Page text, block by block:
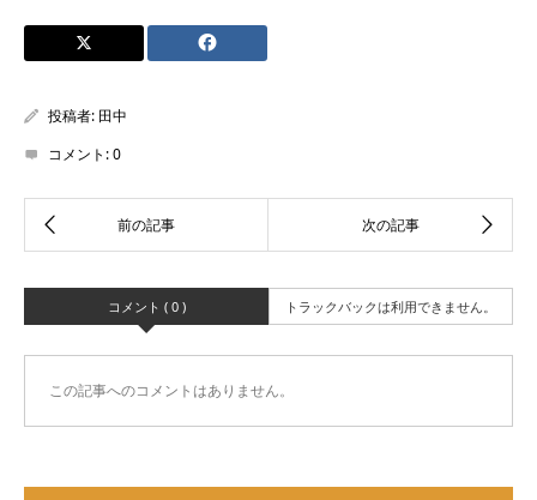
投稿者: 田中
コメント:0
コメント ( 0 ) トラックバックは利用できません。
この記事へのコメントはありません。